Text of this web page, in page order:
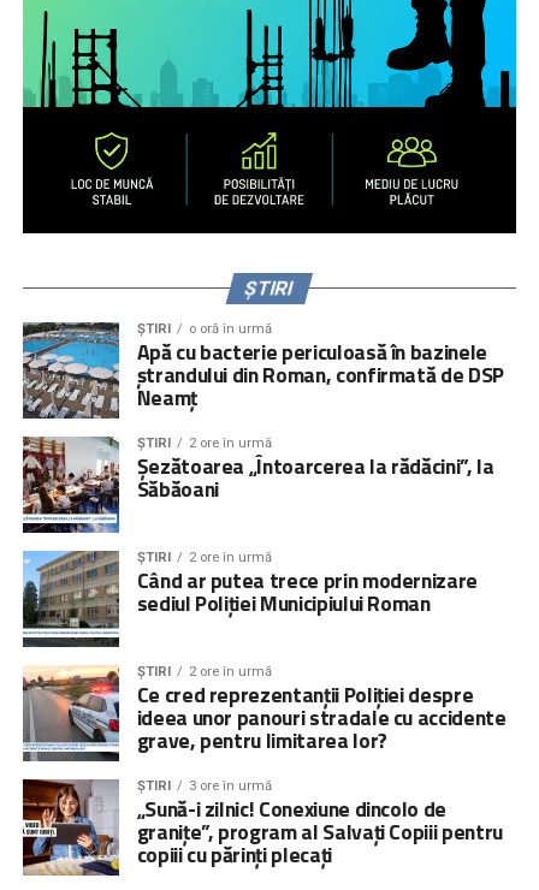
ȘTIRI
ȘTIRI o oră în urmă
Apă cu bacterie periculoasă în bazinele
ștrandului din Roman, confirmată de DSP
Neamț
ȘTIRI 2 ore în urmă
Șezătoarea „Întoarcerea la rădăcini”, la
Săbăoani
ȘTIRI 2 ore în urmă
Când ar putea trece prin modernizare
sediul Poliției Municipiului Roman
ȘTIRI 2 ore în urmă
Ce cred reprezentanții Poliției despre
ideea unor panouri stradale cu accidente
grave, pentru limitarea lor?
ȘTIRI 3 ore în urmă
„Sună-i zilnic! Conexiune dincolo de
granițe”, program al Salvați Copiii pentru
copiii cu părinți plecați